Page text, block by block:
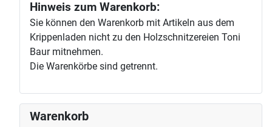
Hinweis zum Warenkorb:
Sie können den Warenkorb mit Artikeln aus dem
Krippenladen nicht zu den Holzschnitzereien Toni
Baur mitnehmen.
Die Warenkörbe sind getrennt.
Warenkorb